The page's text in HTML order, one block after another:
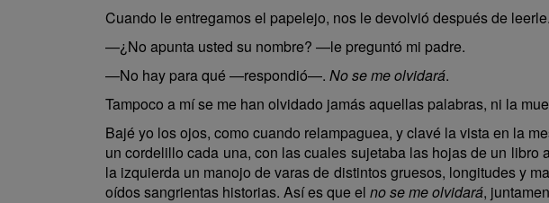
Cuando le entregamos el papelejo, nos le devolvió después de leerle.
—¿No apunta usted su nombre? —le preguntó mi padre.
—No hay para qué —respondió—. No se me olvidará.
Tampoco a mí se me han olvidado jamás aquellas palabras, ni la
Bajé yo los ojos, como cuando relampaguea, y clavé la vista en la
un cordelillo cada una, con las cuales sujetaba las hojas de un
la izquierda un manojo de varas de distintos gruesos, longitudes y
oídos sangrientas historias. Así es que el no se me olvidará,